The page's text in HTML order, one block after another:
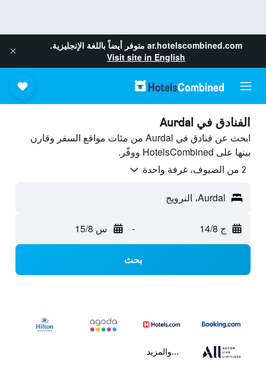
ar.hotelscombined.com متوفر أيضاً باللغة الإنجليزية.
Visit site in English
الفنادق في Aurdal
ابحث عن فنادق في Aurdal من مئات مواقع السفر وقارن
بينها على HotelsCombined ووفّر.
2 من الضيوف، غرفة واحدة
Aurdal، النرويج
ج 14/8 - س 15/8
بحث
...والمزيد